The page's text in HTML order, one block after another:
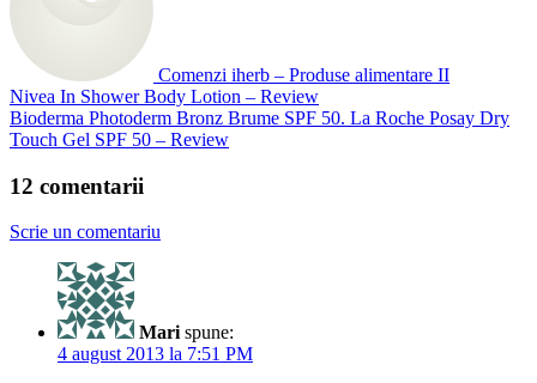
Comenzi iherb – Produse alimentare II
Nivea In Shower Body Lotion – Review
Bioderma Photoderm Bronz Brume SPF 50. La Roche Posay Dry
Touch Gel SPF 50 – Review
12 comentarii
Scrie un comentariu
Mari spune:
4 august 2013 la 7:51 PM